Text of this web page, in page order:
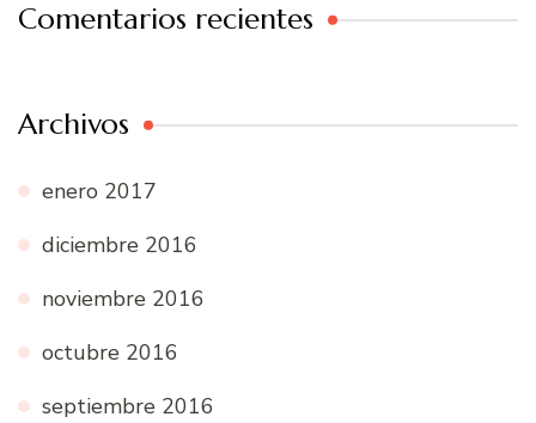
Comentarios recientes
Archivos
enero 2017
diciembre 2016
noviembre 2016
octubre 2016
septiembre 2016